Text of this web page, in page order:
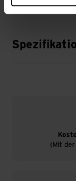
(Mit der